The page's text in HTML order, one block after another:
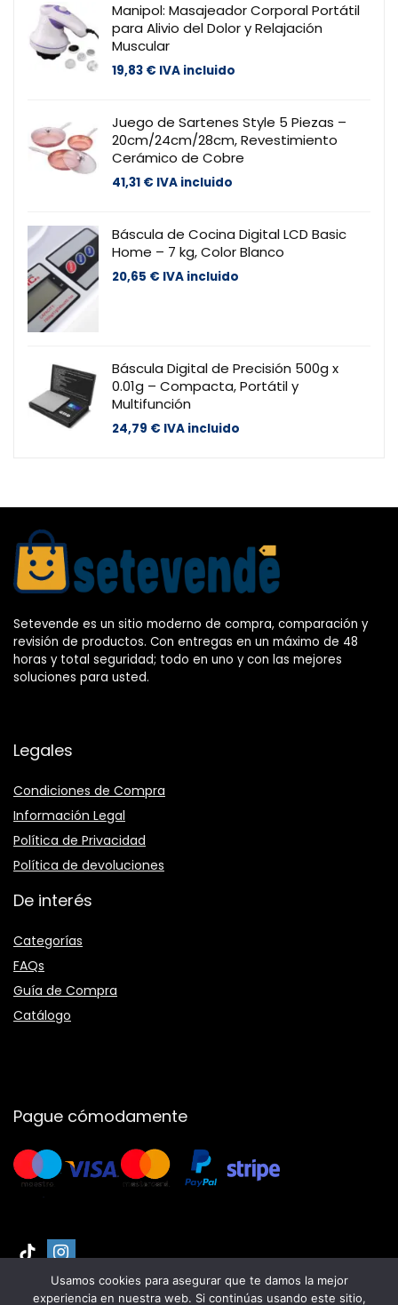
Manipol: Masajeador Corporal Portátil
para Alivio del Dolor y Relajación
Muscular
19,83 € IVA incluido
Juego de Sartenes Style 5 Piezas –
20cm/24cm/28cm, Revestimiento
Cerámico de Cobre
41,31 € IVA incluido
Báscula de Cocina Digital LCD Basic
Home – 7 kg, Color Blanco
20,65 € IVA incluido
Báscula Digital de Precisión 500g x
0.01g – Compacta, Portátil y
Multifunción
24,79 € IVA incluido
Setevende es un sitio moderno de compra, comparación y
revisión de productos. Con entregas en un máximo de 48
horas y total seguridad; todo en uno y con las mejores
soluciones para usted.
Legales
Condiciones de Compra
Información Legal
Política de Privacidad
Política de devoluciones
De interés
Categorías
FAQs
Guía de Compra
Catálogo
Pague cómodamente
Usamos cookies para asegurar que te damos la mejor
experiencia en nuestra web. Si continúas usando este sitio,